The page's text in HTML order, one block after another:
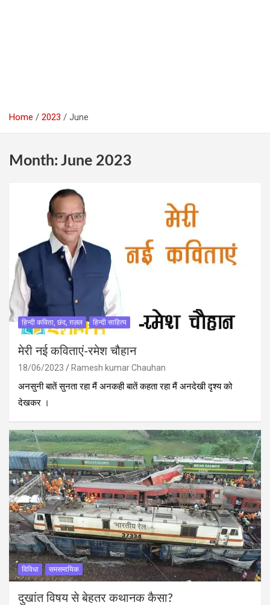
Home 2023 June
Month: June 2023
हिन्दी कविता, छंद, ग़ज़ल हिन्दी साहित्य
मेरी नई कविताएं-रमेश चौहान
18/06/2023
Ramesh kumar Chauhan
अनसुनी बातें सुनता रहा मैं अनकही बातें कहता रहा मैं अनदेखी दृश्य को
देखकर ।
विविधा समसमायिक
दुखांत विषय से बेहतर कथानक कैसा?